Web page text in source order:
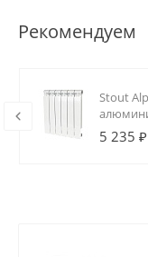
Рекомендуем
Stout
5 235 ₽